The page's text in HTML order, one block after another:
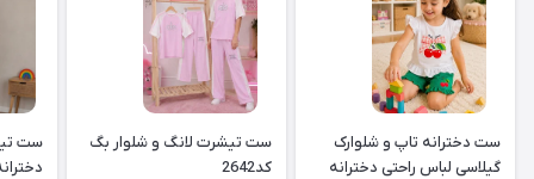
ست دخترانه تاپ و شلوارک
گیلاسی لباس راحتی دخترانه
ست تیشرت لانگ و شلوار بگ
کد2642
ست